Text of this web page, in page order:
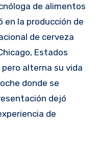
de alimentos
en la producción de
de cerveza
Estados
pero alterna su vida
donde se
dejó
de